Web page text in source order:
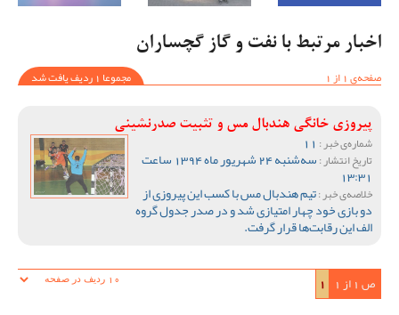
اخبار مرتبط با نفت و گاز گچساران
صفحه‌ی 1 از 1
مجموعا 1 ردیف یافت شد
پیروزی خانگی هندبال مس و تثبیت صدرنشینی
شماره‌ی خبر :
تاریخ انتشار : سه‌شنبه 24 شهریور ماه 1394 ساعت
13:31
خلاصه‌ی خبر :تیم هندبال مس با کسب این پیروزی از
دو بازی خود چهار امتیازی شد و در صدر جدول گروه
الف این رقابت‌ها قرار گرفت.
ص 1 از 1 1